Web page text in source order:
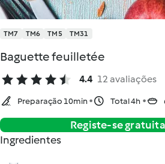
TM7 TM6 TM5 TM31
Baguette feuilletée
4.4 12 avaliações
Preparação 10min Total 4h
Registe-se
Ingredientes